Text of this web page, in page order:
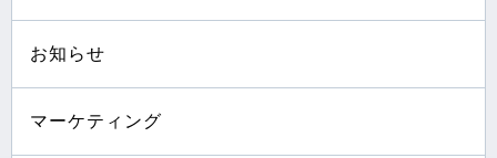
お知らせ
マーケティング